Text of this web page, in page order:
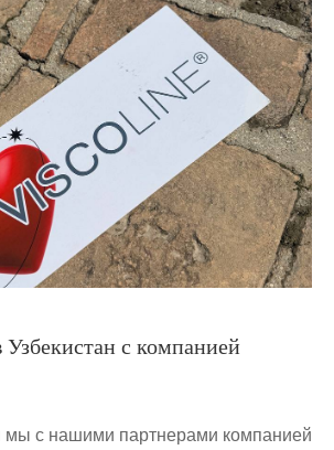
с компанией
мы с нашими партнерами компанией